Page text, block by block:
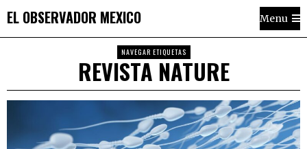
EL OBSERVADOR MEXICO Menu
NAVEGAR ETIQUETAS
REVISTA NATURE